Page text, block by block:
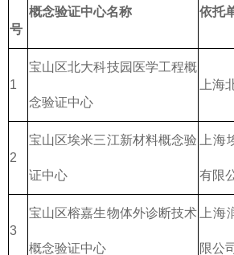
号
概念验证中心名称 依托
1
宝山区北大科技园医学工程概
念验证中心
上海
2
宝山区埃米三江新材料概念验
证中心
上
有限
3
宝山区榕嘉生物体外诊断技术
概念验证中心
上
限公司